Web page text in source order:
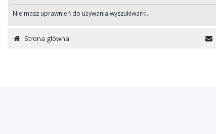
Nie masz uprawnień do używania wyszukiwarki.
Strona główna